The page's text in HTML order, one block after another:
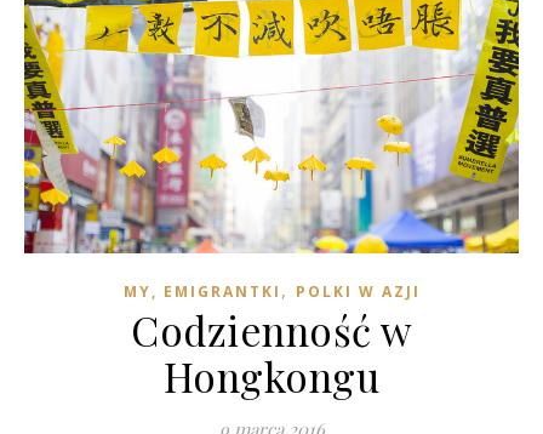
MY, EMIGRANTKI , POLKI W AZJI
Codzienność w
Hongkongu